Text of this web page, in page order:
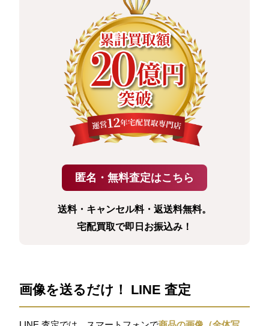
送料・キャンセル料・返送料無料。
宅配買取で即日お振込み！
画像を送るだけ！ LINE 査定